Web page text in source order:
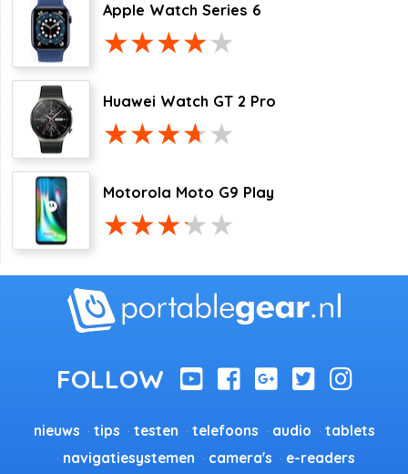
Apple Watch Series 6
Huawei Watch GT 2 Pro
Motorola Moto G9 Play
nieuws tips testen telefoons audio
tablets
navigatiesystemen
camera's e-readers